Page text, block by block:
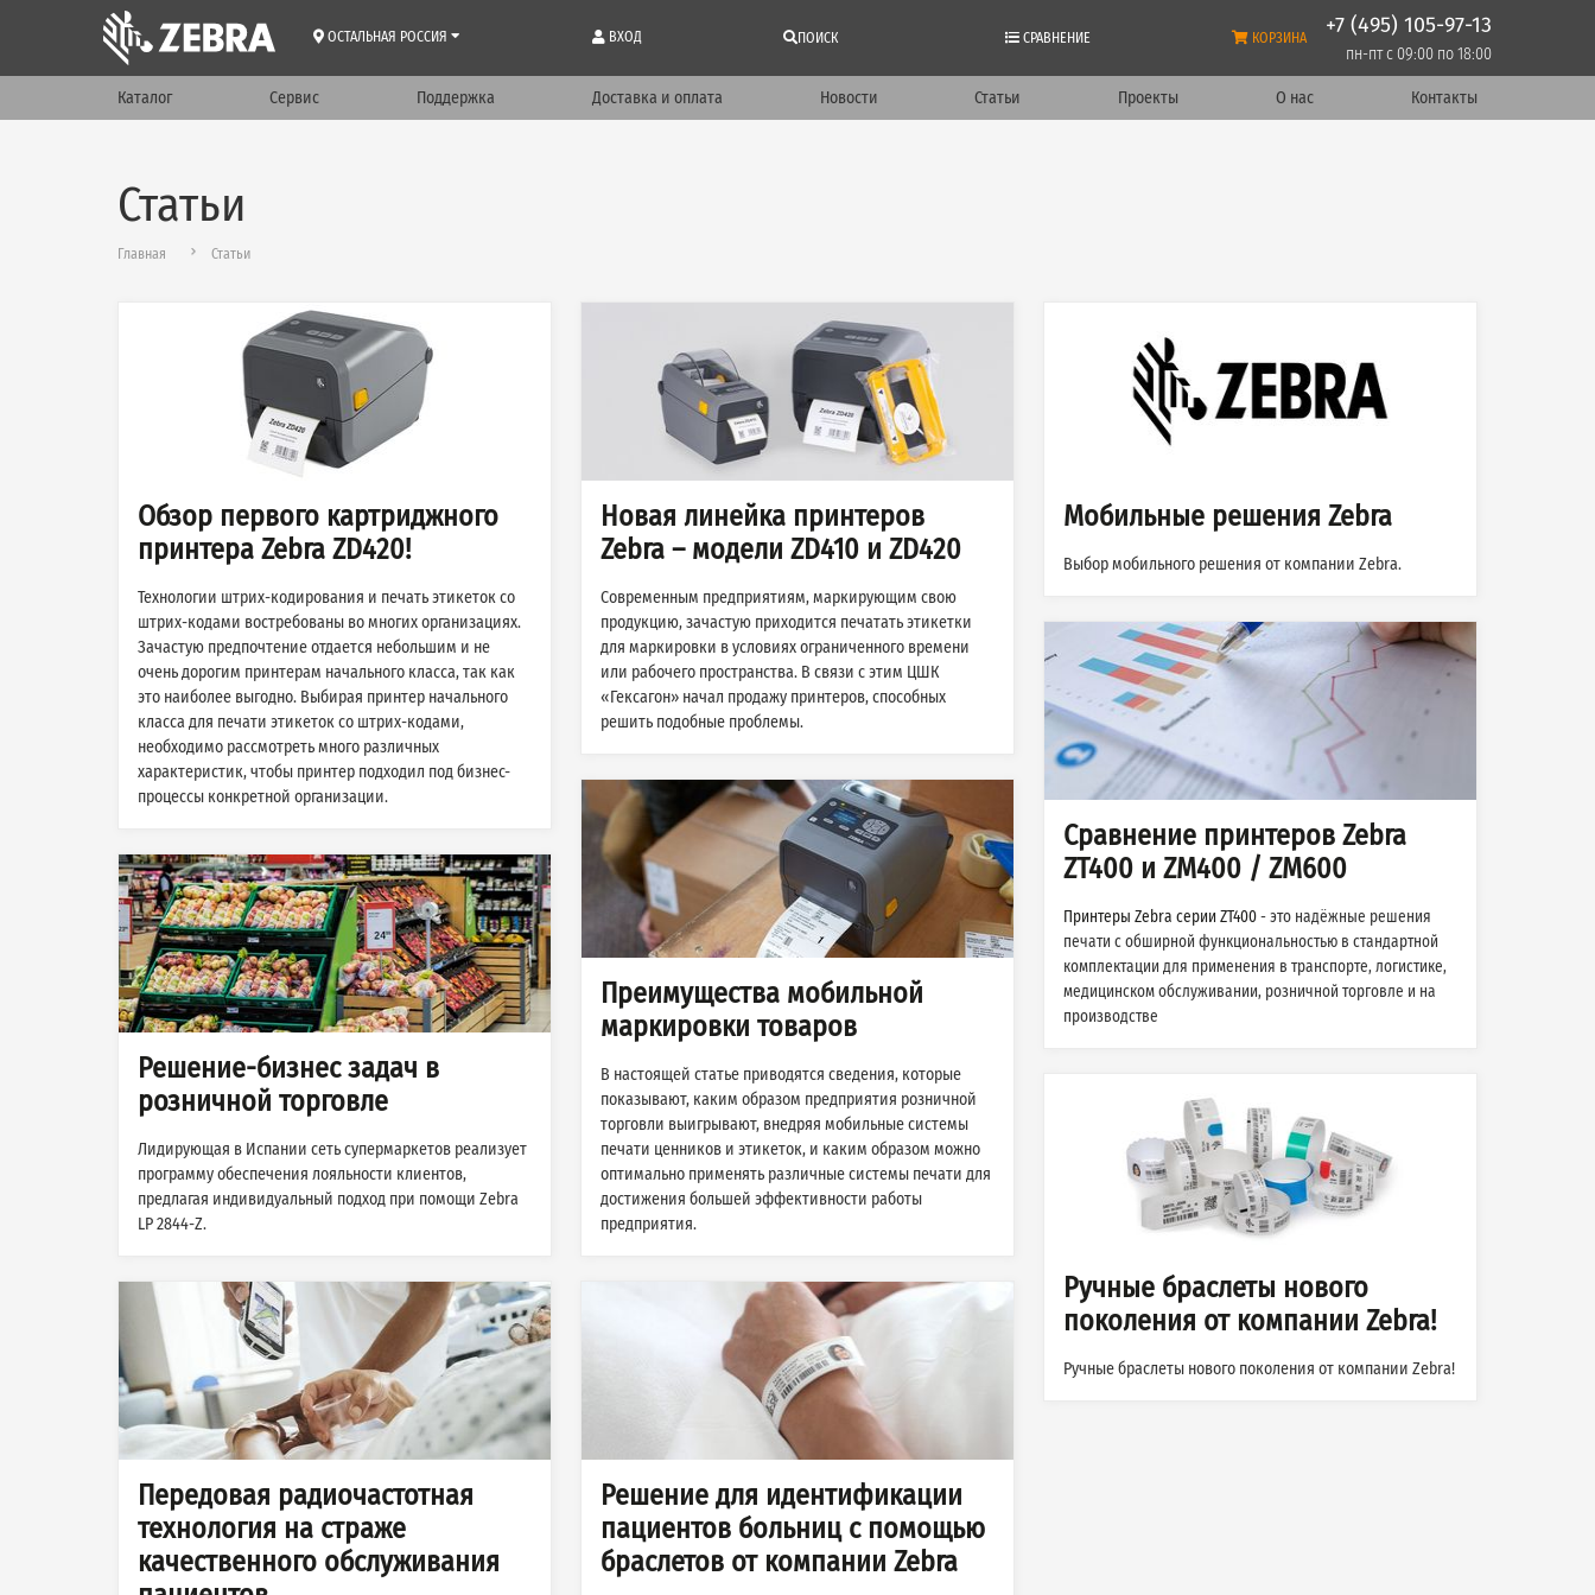
ОСТАЛЬНАЯ РОССИЯ ВХОД ПОИСК СРАВНЕНИЕ КОРЗИНА +7 (495) 105-97-13
пн-пт с 09:00 по 18:00
Каталог Сервис Поддержка Доставка и оплата Новости Статьи Проекты О нас Контакты
Статьи
Главная Статьи
Обзор первого картриджного
принтера Zebra ZD420!
Технологии штрих-кодирования и печать этикеток со
штрих-кодами востребованы во многих организациях.
Зачастую предпочтение отдается небольшим и не
очень дорогим принтерам начального класса, так как
это наиболее выгодно. Выбирая принтер начального
класса для печати этикеток со штрих-кодами,
необходимо рассмотреть много различных
характеристик, чтобы принтер подходил под бизнес-
процессы конкретной организации.
Новая линейка принтеров
Zebra – модели ZD410 и ZD420
Современным предприятиям, маркирующим свою
продукцию, зачастую приходится печатать этикетки
для маркировки в условиях ограниченного времени
или рабочего пространства. В связи с этим ЦШК
«Гексагон» начал продажу принтеров, способных
решить подобные проблемы.
Мобильные решения Zebra
Выбор мобильного решения от компании Zebra.
Сравнение принтеров Zebra
ZT400 и ZM400 / ZM600
Принтеры Zebra серии ZT400- это надёжные решения
печати с обширной функциональностью в стандартной
комплектации для применения в транспорте, логистике,
медицинском обслуживании, розничной торговле и на
производстве
Преимущества мобильной
маркировки товаров
В настоящей статье приводятся сведения, которые
показывают, каким образом предприятия розничной
торговли выигрывают, внедряя мобильные системы
печати ценников и этикеток, и каким образом можно
оптимально применять различные системы печати для
достижения большей эффективности работы
предприятия.
Решение-бизнес задач в
розничной торговле
Лидирующая в Испании сеть супермаркетов реализует
программу обеспечения лояльности клиентов,
предлагая индивидуальный подход при помощи Zebra
LP 2844-Z.
Ручные браслеты нового
поколения от компании Zebra!
Ручные браслеты нового поколения от компании Zebra!
Передовая радиочастотная
технология на страже
качественного обслуживания
Решение для идентификации
пациентов больниц с помощью
браслетов от компании Zebra